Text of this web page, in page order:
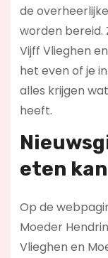
de
worden bereid.
Vijff Vlieghen
het even of je
alles krijgen
heeft.
eten
Op de
Moeder
Vlieghen en